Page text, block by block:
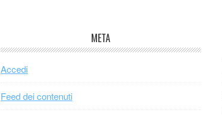
META
Accedi
Feed dei contenuti